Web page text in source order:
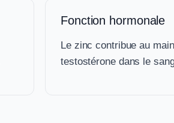
Fonction hormonale
Le zinc contribue au
testostérone dans le